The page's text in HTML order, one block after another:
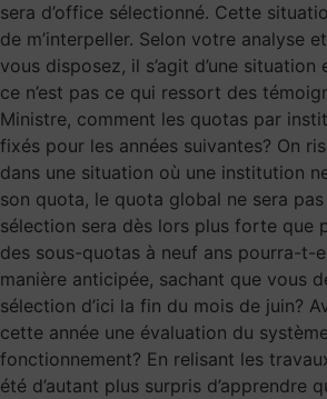
sera d’office sélectionné. Cette
de m’interpeller. Selon votre analyse
vous disposez, il s’agit d’une
ce n’est pas ce qui ressort des
Ministre, comment les quotas par
fixés pour les années suivantes? On
dans une situation où une institution
son quota, le quota global ne sera
sélection sera dès lors plus forte que
des sous-quotas à neuf ans pourra-t-
manière anticipée, sachant que vous
sélection d’ici la fin du mois de juin?
cette année une évaluation du
fonctionnement? En relisant les
été d’autant plus surpris d’apprendre